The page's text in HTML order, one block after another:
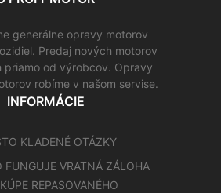
generálne opravy motorov
Predaj nových motorov
priamo od výrobcov. Opravy
robíme v našom servise.
INFORMÁCIE
KLADENÉ OTÁZKY
FUNGUJE VRATNÁ ZÁLOHA
REPASOVANÉHO